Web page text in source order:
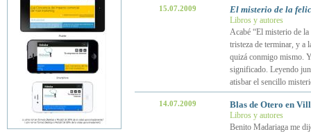
15.07.2009 El misterio de la
Libros y autores
Acabé “El misterio de
tristeza de terminar, y a
quizá conmigo mismo.
significado. Leyendo
atisbar el sencillo
14.07.2009 Blas de Otero en
Libros y autores
Benito Madariaga me